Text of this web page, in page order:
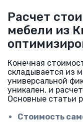
Расчет
мебели из
Конечная
складывается из
универсальной
уникален, и
Основные статьи
Стоимость